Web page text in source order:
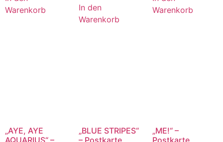
Warenkorb
In den
Warenkorb
Warenkorb
„AYE, AYE
„BLUE STRIPES“
„ME!“ –